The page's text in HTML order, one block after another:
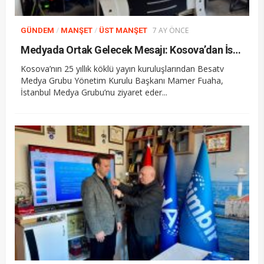
GÜNDEM / MANŞET / ÜST MANŞET 7 AY ÖNCE
Medyada Ortak Gelecek Mesajı: Kosova’dan İstanbul Medya Grubu’na Kardeşlik Ziyareti
Kosova’nın 25 yıllık köklü yayın kuruluşlarından Besatv
Medya Grubu Yönetim Kurulu Başkanı Mamer Fuaha,
İstanbul Medya Grubu’nu ziyaret eder...